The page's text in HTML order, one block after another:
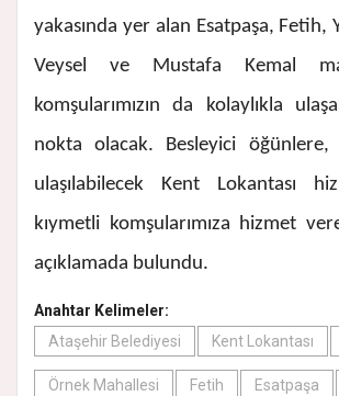
yakasında yer alan Esatpaşa, Fetih,
Veysel ve Mustafa Kemal
komşularımızın da kolaylıkla
nokta olacak. Besleyici
ulaşılabilecek Kent Lokantası
kıymetli komşularımıza hizmet
açıklamada bulundu.
Anahtar Kelimeler:
Ataşehir Belediyesi
Kent Lokantası
Örnek Mahallesi Fetih Esatpaşa